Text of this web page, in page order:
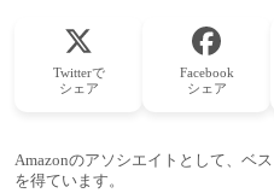
Twitterで
シェア
Facebook
シェア
Amazonのアソシエイトとして、ベ
を得ています。